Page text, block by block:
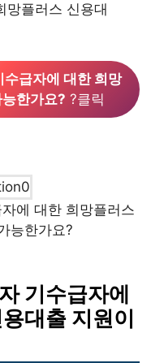
망플러스 신용대
수급자에 대한 희망
한가요? ?클릭
에 대한 희망플러스
능한가요?
기수급자에
대출 지원이